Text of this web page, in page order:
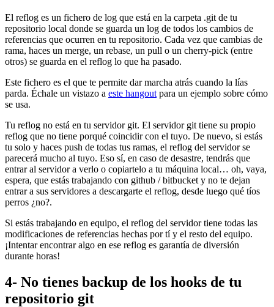
El reflog es un fichero de log que está en la carpeta .git de tu
repositorio local donde se guarda un log de todos los cambios de
referencias que ocurren en tu repositorio. Cada vez que cambias de
rama, haces un merge, un rebase, un pull o un cherry-pick (entre
otros) se guarda en el reflog lo que ha pasado.
Este fichero es el que te permite dar marcha atrás cuando la lías
parda. Échale un vistazo a este hangout para un ejemplo sobre cómo
se usa.
Tu reflog no está en tu servidor git. El servidor git tiene su propio
reflog que no tiene porqué coincidir con el tuyo. De nuevo, si estás
tu solo y haces push de todas tus ramas, el reflog del servidor se
parecerá mucho al tuyo. Eso sí, en caso de desastre, tendrás que
entrar al servidor a verlo o copiartelo a tu máquina local… oh, vaya,
espera, que estás trabajando con github / bitbucket y no te dejan
entrar a sus servidores a descargarte el reflog, desde luego qué tíos
perros ¿no?.
Si estás trabajando en equipo, el reflog del servidor tiene todas las
modificaciones de referencias hechas por tí y el resto del equipo.
¡Intentar encontrar algo en ese reflog es garantía de diversión
durante horas!
4- No tienes backup de los hooks de tu
repositorio git